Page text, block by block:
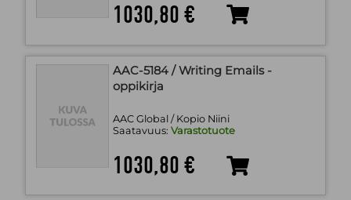
1030,80 €
AAC-5184 / Writing Emails -
oppikirja
AAC Global / Kopio Niini
Saatavuus: Varastotuote
1030,80 €